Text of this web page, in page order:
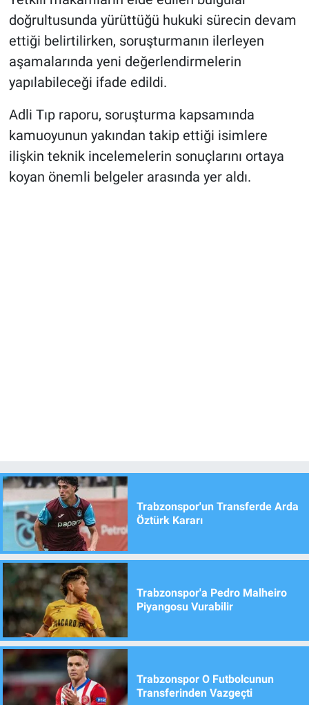
doğrultusunda yürüttüğü hukuki sürecin devam
ettiği belirtilirken, soruşturmanın ilerleyen
aşamalarında yeni değerlendirmelerin
yapılabileceği ifade edildi.
Adli Tıp raporu, soruşturma kapsamında
kamuoyunun yakından takip ettiği isimlere
ilişkin teknik incelemelerin sonuçlarını ortaya
koyan önemli belgeler arasında yer aldı.
Trabzonspor'un Transferde Arda
Öztürk Kararı
Trabzonspor'a Pedro Malheiro
Piyangosu Vurabilir
Trabzonspor O Futbolcunun
Transferinden Vazgeçti